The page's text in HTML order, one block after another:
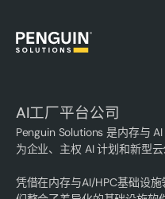
AI工厂平台公司
Penguin Solutions 是内存与
为企业、主权 AI 计划和新型
凭借在内存与AI/HPC基础设